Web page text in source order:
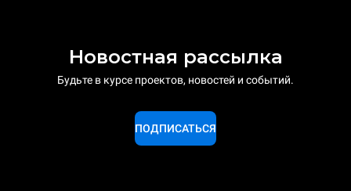
Новостная рассылка
Будьте в курсе проектов, новостей и событий.
ПОДПИСАТЬСЯ